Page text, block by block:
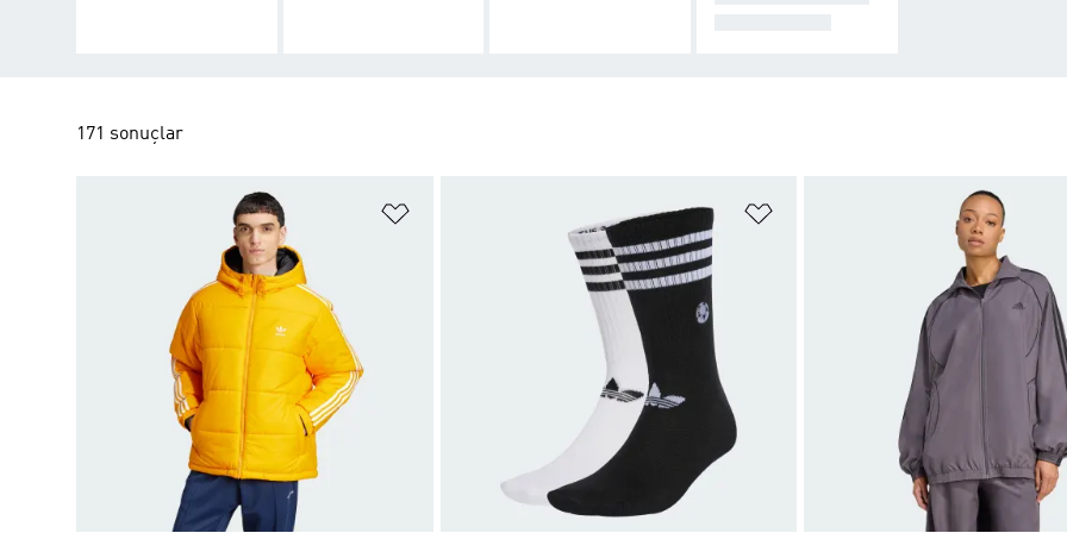
171 sonuçlar